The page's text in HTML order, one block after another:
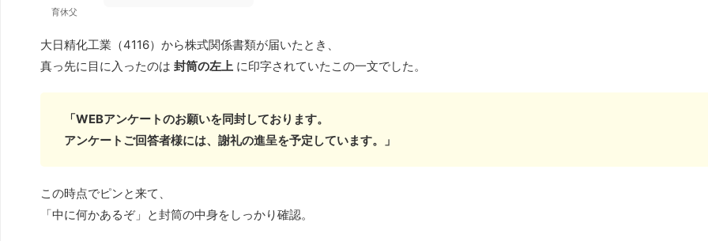
育休父
大日精化工業（4116）から株式関係書類が届いたとき、
真っ先に目に入ったのは 封筒の左上 に印字されていたこの一文でした。
「WEBアンケートのお願いを同封しております。
アンケートご回答者様には、謝礼の進呈を予定しています。」
この時点でピンと来て、
「中に何かあるぞ」と封筒の中身をしっかり確認。